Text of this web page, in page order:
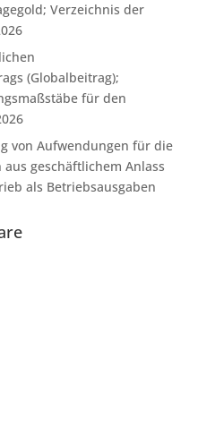
Verzeichnis der
(Globalbeitrag);
für den
von Aufwendungen für die
geschäftlichem Anlass
als Betriebsausgaben